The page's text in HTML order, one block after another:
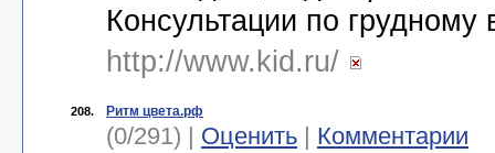
Консультации по
http://www.kid.ru/
208. Ритм цвета.рф
(0/291) | Оценить | Комментарии